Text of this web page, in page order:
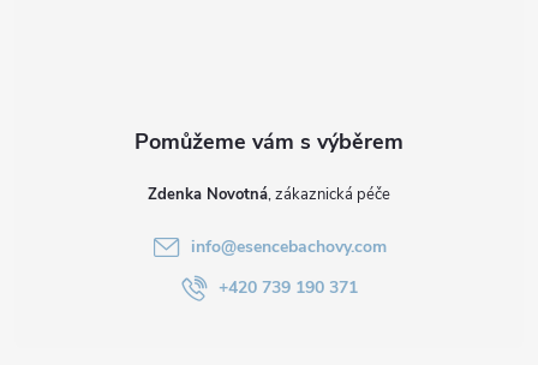
Zdenka Novotná
info@esencebachovy.com
+420 739 190 371